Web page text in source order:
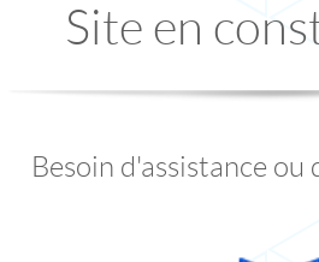
Site en
Besoin d'assistance